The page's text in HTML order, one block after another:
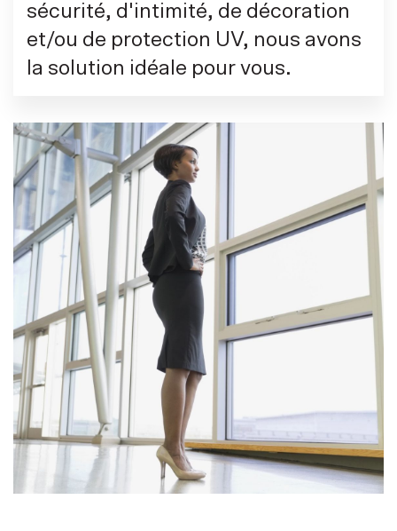
sécurité, d'intimité, de décoration
et/ou de protection UV, nous avons
la solution idéale pour vous.